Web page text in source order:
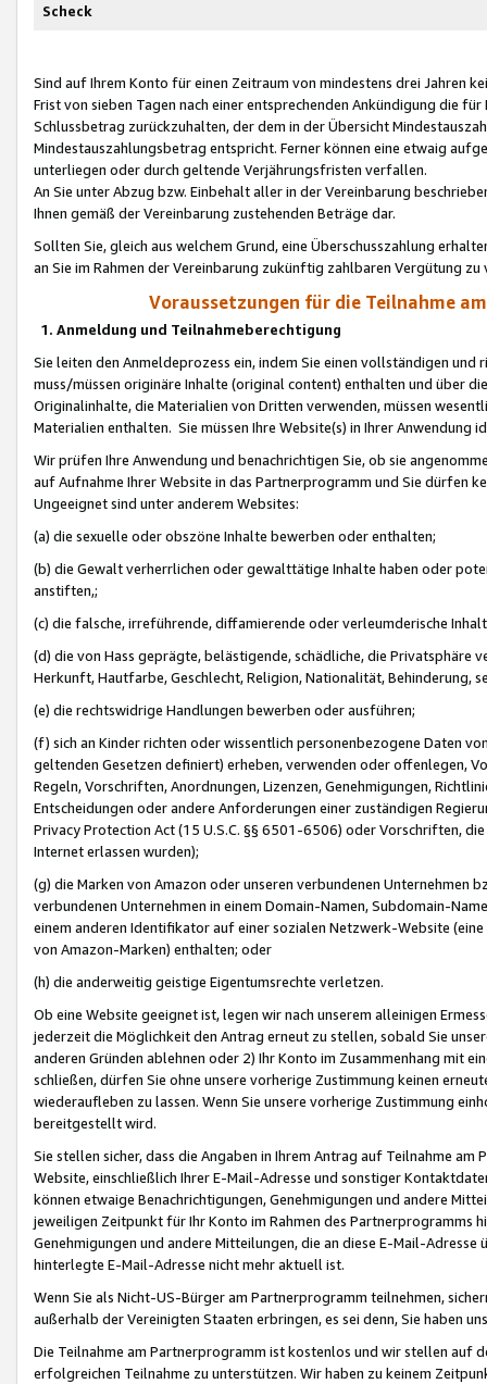
Scheck
Sind auf Ihrem Konto für einen Zeitraum von mindestens drei Jahren
Frist von sieben Tagen nach einer entsprechenden Ankündigung die
Schlussbetrag zurückzuhalten, der dem in der Übersicht
Mindestauszahlungsbetrag entspricht. Ferner können eine etwaig
unterliegen oder durch geltende Verjährungsfristen verfallen.
An Sie unter Abzug bzw. Einbehalt aller in der Vereinbarung
Ihnen gemäß der Vereinbarung zustehenden Beträge dar.
Sollten Sie, gleich aus welchem Grund, eine Überschusszahlung
an Sie im Rahmen der Vereinbarung zukünftig zahlbaren Vergütung zu
Voraussetzungen für die Teilnahme
1. Anmeldung und Teilnahmeberechtigung
Sie leiten den Anmeldeprozess ein, indem Sie einen vollständigen
muss/müssen originäre Inhalte (original content) enthalten und über
Originalinhalte, die Materialien von Dritten verwenden, müssen
Materialien enthalten. Sie müssen Ihre Website(s) in Ihrer Anwendung
Wir prüfen Ihre Anwendung und benachrichtigen Sie, ob sie
auf Aufnahme Ihrer Website in das Partnerprogramm und Sie dürfen
Ungeeignet sind unter anderem Websites:
(a) die sexuelle oder obszöne Inhalte bewerben oder enthalten;
(b) die Gewalt verherrlichen oder gewalttätige Inhalte haben oder
anstiften,;
(c) die falsche, irreführende, diffamierende oder verleumderische
(d) die von Hass geprägte, belästigende, schädliche, die Privatsphäre
Herkunft, Hautfarbe, Geschlecht, Religion, Nationalität, Behinderung,
(e) die rechtswidrige Handlungen bewerben oder ausführen;
(f) sich an Kinder richten oder wissentlich personenbezogene Daten
geltenden Gesetzen definiert) erheben, verwenden oder offenlegen,
Regeln, Vorschriften, Anordnungen, Lizenzen, Genehmigungen,
Entscheidungen oder andere Anforderungen einer zuständigen
Privacy Protection Act (15 U.S.C. §§ 6501-6506) oder Vorschriften,
Internet erlassen wurden);
(g) die Marken von Amazon oder unseren verbundenen Unternehmen
verbundenen Unternehmen in einem Domain-Namen, Subdomain-
einem anderen Identifikator auf einer sozialen Netzwerk-Website
von Amazon-Marken) enthalten; oder
(h) die anderweitig geistige Eigentumsrechte verletzen.
Ob eine Website geeignet ist, legen wir nach unserem alleinigen
jederzeit die Möglichkeit den Antrag erneut zu stellen, sobald Sie
anderen Gründen ablehnen oder 2) Ihr Konto im Zusammenhang mit
schließen, dürfen Sie ohne unsere vorherige Zustimmung keinen
wiederaufleben zu lassen. Wenn Sie unsere vorherige Zustimmung
bereitgestellt wird.
Sie stellen sicher, dass die Angaben in Ihrem Antrag auf Teilnahme
Website, einschließlich Ihrer E-Mail-Adresse und sonstiger
können etwaige Benachrichtigungen, Genehmigungen und andere
jeweiligen Zeitpunkt für Ihr Konto im Rahmen des Partnerprogramms
Genehmigungen und andere Mitteilungen, die an diese E-Mail-
hinterlegte E-Mail-Adresse nicht mehr aktuell ist.
Wenn Sie als Nicht-US-Bürger am Partnerprogramm teilnehmen,
außerhalb der Vereinigten Staaten erbringen, es sei denn, Sie haben
Die Teilnahme am Partnerprogramm ist kostenlos und wir stellen auf
erfolgreichen Teilnahme zu unterstützen. Wir haben zu keinem